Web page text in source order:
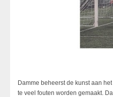
Damme beheerst de kunst aan
te veel fouten worden gemaakt.